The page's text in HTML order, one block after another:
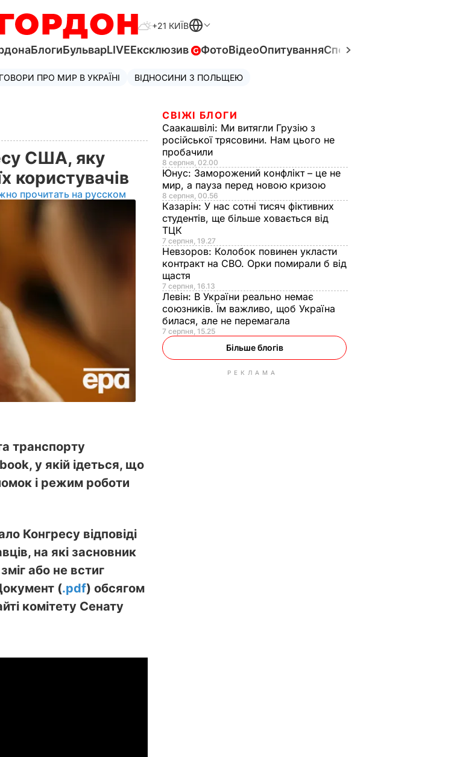
+21 КИЇВ
БлогиБульварLIVEЕксклюзив ФотоВідеоОпитуванняСпецпроєкти
ПРО МИР В УКРАЇНІ ВІДНОСИНИ З ПОЛЬЩЕЮ
США, яку
користувачів
прочитать на русском
транспорту
у якій ідеться, що
і режим роботи
Конгресу відповіді
на які засновник
або не встиг
(.pdf) обсягом
комітету Сенату
СВІЖІ БЛОГИ
Саакашвілі: Ми витягли Грузію з
російської трясовини. Нам цього не
пробачили
8 серпня, 02.00
Юнус: Заморожений конфлікт – це не
мир, а пауза перед новою кризою
8 серпня, 00.56
Казарін: У нас сотні тисяч фіктивних
студентів, ще більше ховається від
ТЦК
7 серпня, 19.27
Невзоров: Колобок повинен укласти
контракт на СВО. Орки помирали б від
щастя
7 серпня, 16.13
Левін: В України реально немає
союзників. Їм важливо, щоб Україна
билася, але не перемагала
7 серпня, 15.25
Більше блогів
РЕКЛАМА